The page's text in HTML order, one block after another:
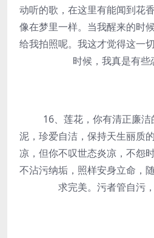
动听的歌，在这里有能闻到花
像在梦里一样。当我醒来的时
给我拍照呢。我这才觉得这一
时候，我真是有些
16、莲花，你有清正廉洁
泥，珍爱自洁，保持天生丽质
凉，但你不叹世态炎凉，不怨
不沾污纳垢，照样安身立命，
求完美。污者管自污